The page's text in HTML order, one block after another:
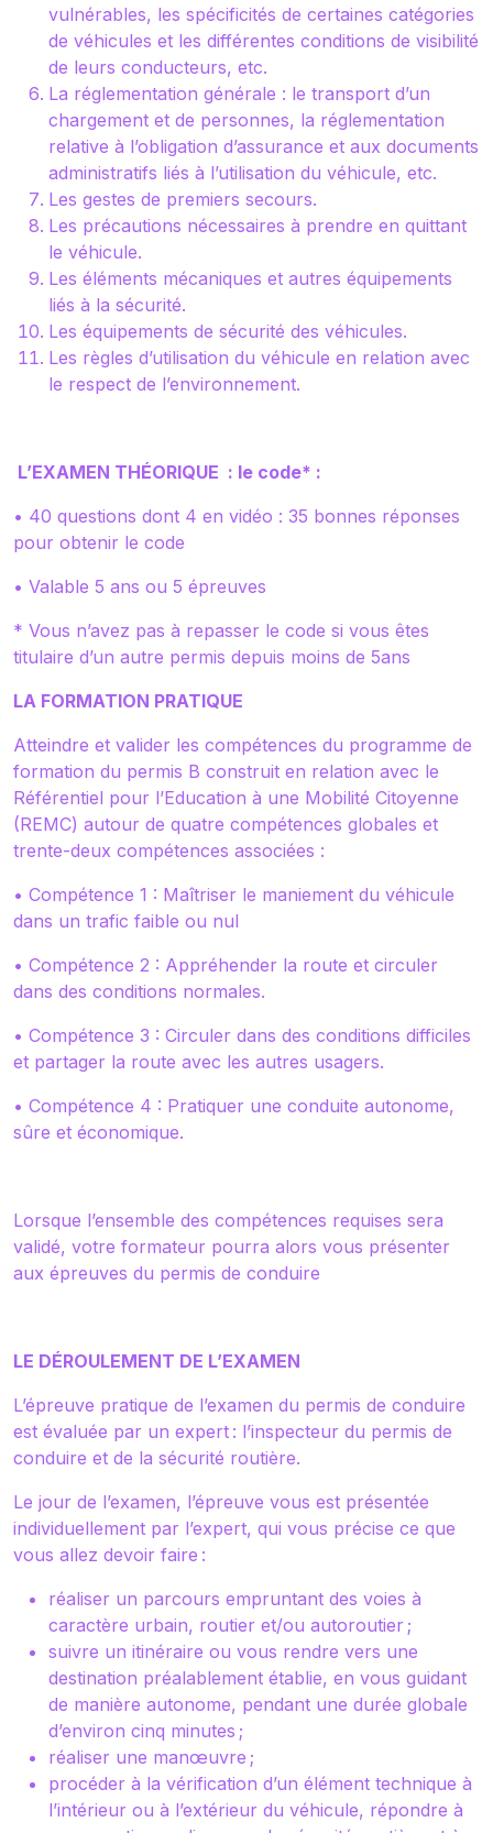
vulnérables, les spécificités de certaines catégories
de véhicules et les différentes conditions de visibilité
de leurs conducteurs, etc.
La réglementation générale : le transport d’un
chargement et de personnes, la réglementation
relative à l’obligation d’assurance et aux documents
administratifs liés à l’utilisation du véhicule, etc.
Les gestes de premiers secours.
Les précautions nécessaires à prendre en quittant
le véhicule.
Les éléments mécaniques et autres équipements
liés à la sécurité.
Les équipements de sécurité des véhicules.
Les règles d’utilisation du véhicule en relation avec
le respect de l’environnement.
L’EXAMEN THÉORIQUE : le code* :
• 40 questions dont 4 en vidéo : 35 bonnes réponses
pour obtenir le code
• Valable 5 ans ou 5 épreuves
* Vous n’avez pas à repasser le code si vous êtes
titulaire d’un autre permis depuis moins de 5ans
LA FORMATION PRATIQUE
Atteindre et valider les compétences du programme de
formation du permis B construit en relation avec le
Référentiel pour l’Education à une Mobilité Citoyenne
(REMC) autour de quatre compétences globales et
trente-deux compétences associées :
• Compétence 1 : Maîtriser le maniement du véhicule
dans un trafic faible ou nul
• Compétence 2 : Appréhender la route et circuler
dans des conditions normales.
• Compétence 3 : Circuler dans des conditions difficiles
et partager la route avec les autres usagers.
• Compétence 4 : Pratiquer une conduite autonome,
sûre et économique.
Lorsque l’ensemble des compétences requises sera
validé, votre formateur pourra alors vous présenter
aux épreuves du permis de conduire
LE DÉROULEMENT DE L’EXAMEN
L’épreuve pratique de l’examen du permis de conduire
est évaluée par un expert : l’inspecteur du permis de
conduire et de la sécurité routière.
Le jour de l’examen, l’épreuve vous est présentée
individuellement par l’expert, qui vous précise ce que
vous allez devoir faire :
réaliser un parcours empruntant des voies à
caractère urbain, routier et/ou autoroutier ;
suivre un itinéraire ou vous rendre vers une
destination préalablement établie, en vous guidant
de manière autonome, pendant une durée globale
d’environ cinq minutes ;
réaliser une manœuvre ;
procéder à la vérification d’un élément technique à
l’intérieur ou à l’extérieur du véhicule, répondre à